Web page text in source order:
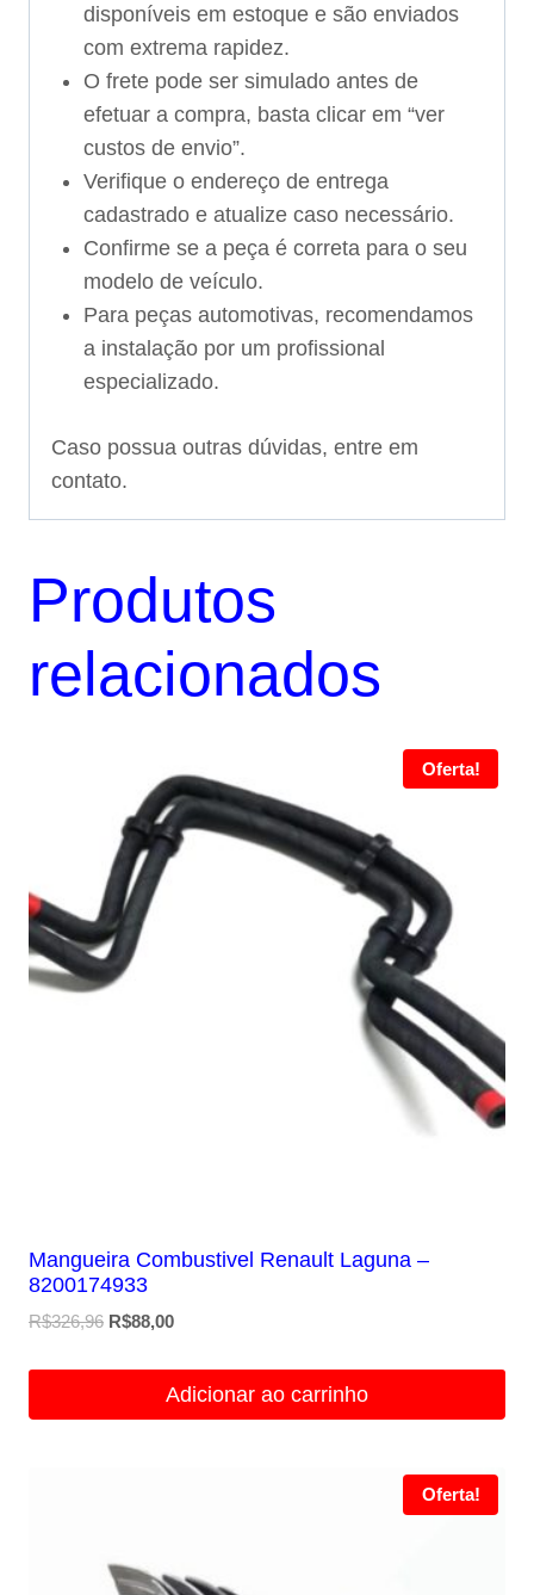
disponíveis em estoque e são enviados
com extrema rapidez.
O frete pode ser simulado antes de
efetuar a compra, basta clicar em “ver
custos de envio”.
Verifique o endereço de entrega
cadastrado e atualize caso necessário.
Confirme se a peça é correta para o seu
modelo de veículo.
Para peças automotivas, recomendamos
a instalação por um profissional
especializado.
Caso possua outras dúvidas, entre em
contato.
Produtos
relacionados
Oferta!
Mangueira Combustivel Renault Laguna –
8200174933
R$326,96 O
R$88,00O
é:
Adicionar ao carrinho
Oferta!